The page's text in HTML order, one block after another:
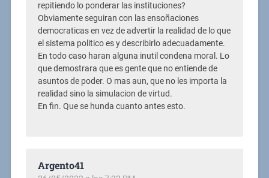
repitiendo lo ponderar las instituciones?
Obviamente seguiran con las ensoñaciones
democraticas en vez de advertir la realidad de lo que
el sistema politico es y describirlo adecuadamente.
En todo caso haran alguna inutil condena moral. Lo
que demostrara que es gente que no entiende de
asuntos de poder. O mas aun, que no les importa la
realidad sino la simulacion de virtud.
En fin. Que se hunda cuanto antes esto.
Argento41